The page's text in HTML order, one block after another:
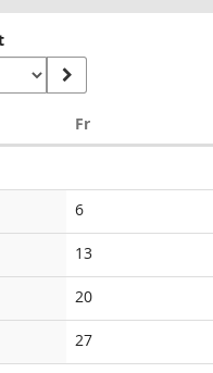
FrFreitag
6Keine
Veranstaltungen
13Keine
Veranstaltungen
20Keine
Veranstaltungen
27Keine
Veranstaltungen